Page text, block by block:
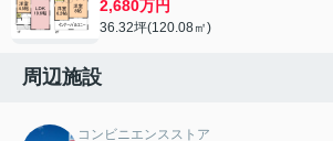
2,680万円
36.32坪(120.08㎡)
周辺施設
コンビニエンスストア